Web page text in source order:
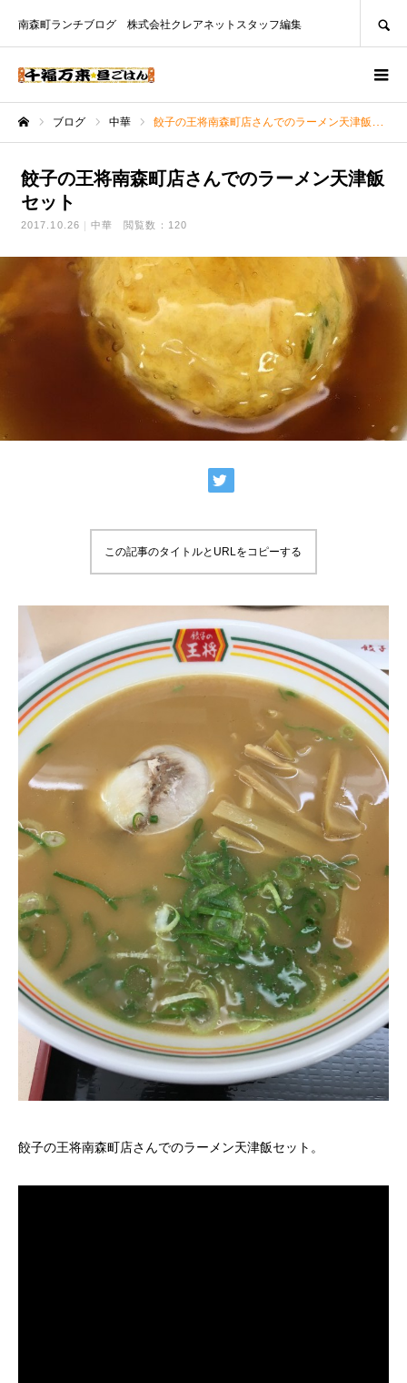
南森町ランチブログ 株式会社クレアネットスタッフ編集
ブログ 中華 餃子の王将南森町店さんでのラーメン天津飯セット
餃子の王将南森町店さんでのラーメン天津飯
セット
2017.10.26 中華 閲覧数：120
この記事のタイトルとURLをコピーする
餃子の王将南森町店さんでのラーメン天津飯セット。